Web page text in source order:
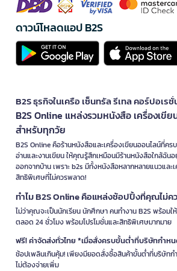
ดาวน์โหลดแอป B2S
B2S ธุรกิจในเครือ เซ็นทรัล รีเทล คอร์ปอเร
B2S Online แหล่งรวมหนังสือ เครื่องเขีย
สำหรับทุกวัย
B2S Online คือร้านหนังสือและเครื่องเขียนออนไลน์ที่ค
อ่านและงานเขียน ให้คุณรู้สึกเหมือนมีร้านหนังสือใกล้ฉัน
ออกจากบ้าน เพราะ b2s มีทั้งหนังสือหลากหลายแนวแล
สิทธิพิเศษที่ไม่ควรพลาด!
ทำไม B2S Online คือแหล่งช้อปปิ้งที่คุณไม่ค
ไม่ว่าคุณจะเป็นนักเรียน นักศึกษา คนทำงาน B2S พร้อ
ตลอด 24 ชั่วโมง พร้อมโปรโมชั่นและสิทธิพิเศษมากมาย
ฟรี! ค่าจัดส่งทั่วไทย *เมื่อสั่งครบขั้นต่ำที่บริษัทกำห
ช้อปเพลินเกินคุ้ม! เพียงมียอดสั่งซื้อสินค้าขั้นต่ำที่บริษัท
ไม่ต้องจ่ายเพิ่ม